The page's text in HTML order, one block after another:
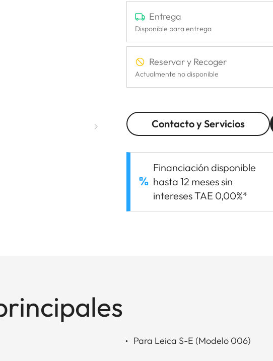
Entrega
Disponible para entrega
Reservar y Recoger
Actualmente no disponible
Contacto y Servicios
Financiación disponible
hasta 12 meses sin
intereses TAE 0,00%*
Para Leica S-E (Modelo 006)